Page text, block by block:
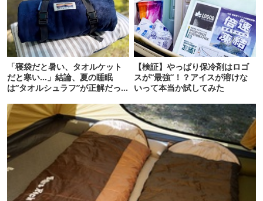
「寝袋だと暑い、タオルケット
だと寒い…」結論、夏の睡眠
は“タオルシュラフ”が正解だっ
【検証】やっぱり保冷剤はロゴ
スが“最強”！？アイスが溶けな
いって本当か試してみた